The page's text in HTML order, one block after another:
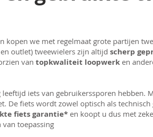
kopen we met regelmaat grote partijen
outlet) tweewielers zijn altijd scherp
van topkwaliteit loopwerk en
iets van gebruikerssporen hebben.
De fiets wordt zowel optisch als technisch
fiets garantie* en koopt u dus met
toepassing